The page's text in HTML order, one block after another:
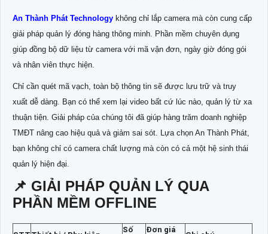
An Thành Phát Technology không chỉ lắp camera mà còn cung cấp
giải pháp quản lý đóng hàng thông minh. Phần mềm chuyên dụng
giúp đồng bộ dữ liệu từ camera với mã vận đơn, ngày giờ đóng gói
và nhân viên thực hiện.
Chỉ cần quét mã vạch, toàn bộ thông tin sẽ được lưu trữ và truy
xuất dễ dàng. Bạn có thể xem lại video bất cứ lúc nào, quản lý từ xa
thuận tiện. Giải pháp của chúng tôi đã giúp hàng trăm doanh nghiệp
TMĐT nâng cao hiệu quả và giảm sai sót. Lựa chọn An Thành Phát,
bạn không chỉ có camera chất lượng mà còn có cả một hệ sinh thái
quản lý hiện đại.
📌 GIẢI PHÁP QUẢN LÝ QUA
PHẦN MỀM OFFLINE
Số Đơn giá